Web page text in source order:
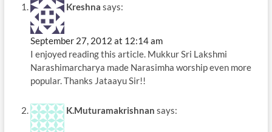
Kreshna says:
September 27, 2012 at 12:14 am
I enjoyed reading this article. Mukkur Sri Lakshmi
Narashimarcharya made Narasimha worship even more
popular. Thanks Jataayu Sir!!
K.Muturamakrishnan says: